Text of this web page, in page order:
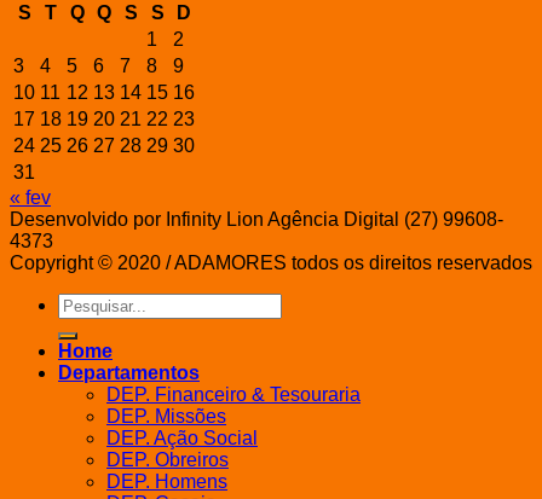
S
T Q Q S S
D
1
2
3
4 5 6 7 8
9
10 11 12 13 14 15 16
17 18 19 20 21 22 23
24 25 26 27 28 29 30
31
« fev
Desenvolvido por Infinity Lion Agência Digital (27) 99608-
4373
Copyright © 2020 / ADAMORES todos os direitos reservados
Pesquisar
por:
Home
Departamentos
DEP. Financeiro & Tesouraria
DEP. Missões
DEP. Ação Social
DEP. Obreiros
DEP. Homens